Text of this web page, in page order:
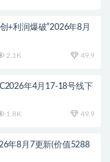
+利润爆破”2026年8月
2.1K 49.9
年4月17-18号线下
1.8K 49.9
年8月7更新(价值5288